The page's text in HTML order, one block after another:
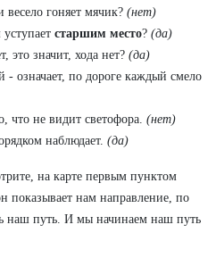
весело гоняет мячик? (нет)
старшим место? (да)
это значит, хода нет? (да)
- означает, по дороге каждый смело
что не видит светофора. (нет)
наблюдает. (да)
на карте первым пунктом
показывает нам направление, по
наш путь. И мы начинаем наш путь